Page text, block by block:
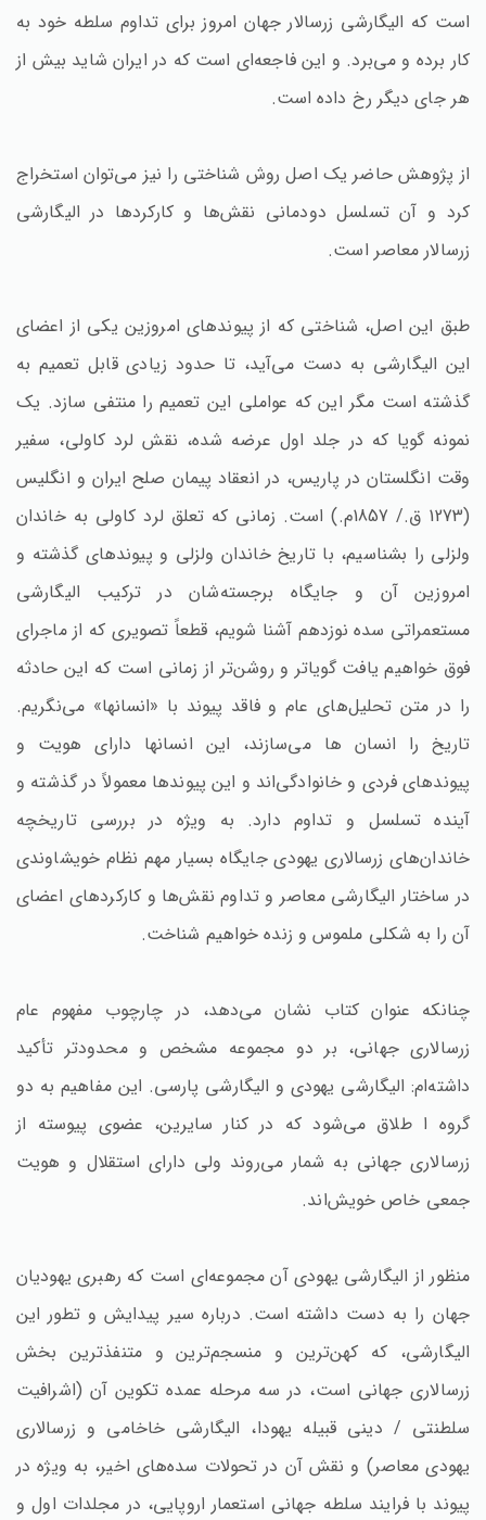
است که الیگارشی زرسالار جهان امروز برای تداوم سلطه خود به
کار برده و می‌برد. و این فاجعه‌ای است که در ایران شاید بیش از
هر جای دیگر رخ داده است.
از پژوهش حاضر یک اصل روش شناختی را نیز می‌توان استخراج
کرد و آن تسلسل دودمانی نقش‌ها و کارکردها در الیگارشی
زرسالار معاصر است.
طبق این اصل، شناختی که از پیوندهای امروزین یکی از اعضای
این الیگارشی به دست می‌آید، تا حدود زیادی قابل تعمیم به
گذشته است مگر این که عواملی این تعمیم را منتفی سازد. یک
نمونه گویا که در جلد اول عرضه شده، نقش لرد کاولی، سفیر
وقت انگلستان در پاریس، در انعقاد پیمان صلح ایران و انگلیس
(1273 ق./ 1857م.) است. زمانی که تعلق لرد کاولی به خاندان
ولزلی را بشناسیم، با تاریخ خاندان ولزلی و پیوندهای گذشته و
امروزین آن و جایگاه برجسته‌شان در ترکیب الیگارشی
مستعمراتی سده نوزدهم آشنا شویم، قطعاً تصویری که از ماجرای
فوق خواهیم یافت گویاتر و روشن‌تر از زمانی است که این حادثه
را در متن تحلیل‌های عام و فاقد پیوند با «انسانها» می‌نگریم.
تاریخ را انسان ها می‌سازند، این انسانها دارای هویت و
پیوندهای فردی و خانوادگی‌اند و این پیوندها معمولاً در گذشته و
آینده تسلسل و تداوم دارد. به ویژه در بررسی تاریخچه
خاندان‌های زرسالاری یهودی جایگاه بسیار مهم نظام خویشاوندی
در ساختار الیگارشی معاصر و تداوم نقش‌ها و کارکردهای اعضای
آن را به شکلی ملموس و زنده خواهیم شناخت.
چنانکه عنوان کتاب نشان می‌دهد، در چارچوب مفهوم عام
زرسالاری جهانی، بر دو مجموعه مشخص و محدودتر تأکید
داشته‌ام: الیگارشی یهودی و الیگارشی پارسی. این مفاهیم به دو
گروه ا طلاق می‌شود که در کنار سایرین، عضوی پیوسته از
زرسالاری جهانی به شمار می‌روند ولی دارای استقلال و هویت
جمعی خاص خویش‌اند.
منظور از الیگارشی یهودی آن مجموعه‌ای است که رهبری یهودیان
جهان را به دست داشته است. درباره سیر پیدایش و تطور این
الیگارشی، که کهن‌ترین و منسجم‌ترین و متنفذترین بخش
زرسالاری جهانی است، در سه مرحله عمده تکوین آن (اشرافیت
سلطنتی / دینی قبیله یهودا، الیگارشی خاخامی و زرسالاری
یهودی معاصر) و نقش آن در تحولات سده‌های اخیر، به ویژه در
پیوند با فرایند سلطه جهانی استعمار اروپایی، در مجلدات اول و